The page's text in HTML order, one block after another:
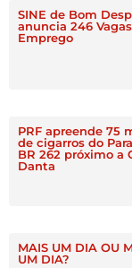
SINE de Bom
anuncia 246
Emprego
PRF apreende 75
de cigarros do
BR 262 próximo a
Danta
MAIS UM DIA OU
UM DIA?